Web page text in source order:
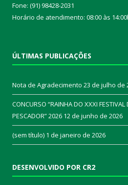
Fone: (91) 98428-2031
Horário de atendimento: 08:00 às
ÚLTIMAS PUBLICAÇÕES
Nota de Agradecimento 23 de julho de
CONCURSO “RAINHA DO XXXI FESTIVAL
PESCADOR” 2026 12 de junho de 2026
(sem título) 1 de janeiro de 2026
DESENVOLVIDO POR CR2